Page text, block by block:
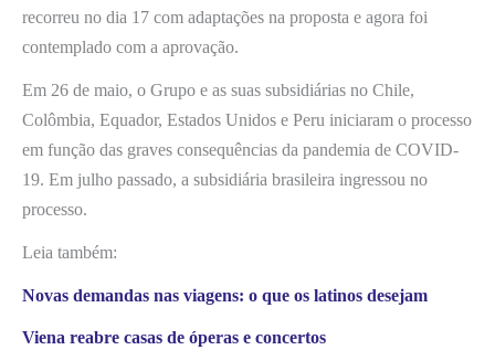
recorreu no dia 17 com adaptações na proposta e agora foi
contemplado com a aprovação.
Em 26 de maio, o Grupo e as suas subsidiárias no Chile,
Colômbia, Equador, Estados Unidos e Peru iniciaram o processo
em função das graves consequências da pandemia de COVID-
19. Em julho passado, a subsidiária brasileira ingressou no
processo.
Leia também:
Novas demandas nas viagens: o que os latinos desejam
Viena reabre casas de óperas e concertos